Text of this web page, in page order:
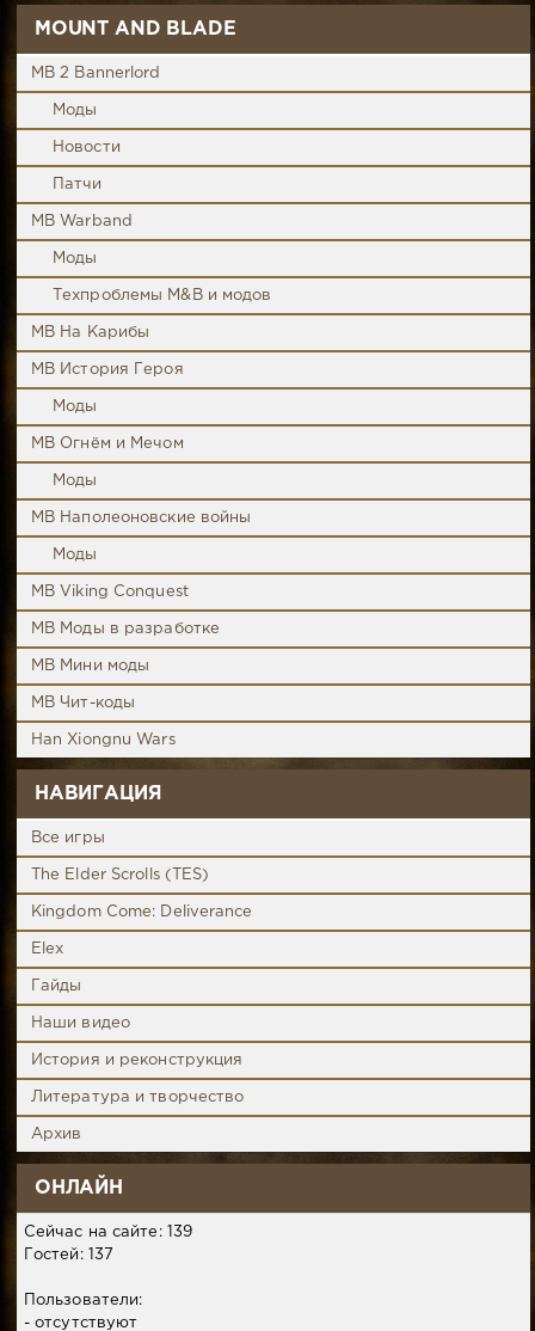
MOUNT AND BLADE
MB 2 Bannerlord
Моды
Новости
Патчи
MB Warband
Моды
Техпроблемы M&B и модов
MB На Карибы
MB История Героя
Моды
MB Огнём и Мечом
Моды
MB Наполеоновские войны
Моды
MB Viking Conquest
MB Моды в разработке
MB Мини моды
MB Чит-коды
Han Xiongnu Wars
НАВИГАЦИЯ
Все игры
The Elder Scrolls (TES)
Kingdom Come: Deliverance
Elex
Гайды
Наши видео
История и реконструкция
Литература и творчество
Архив
ОНЛАЙН
Сейчас на сайте: 139
Гостей: 137
Пользователи:
- отсутствуют